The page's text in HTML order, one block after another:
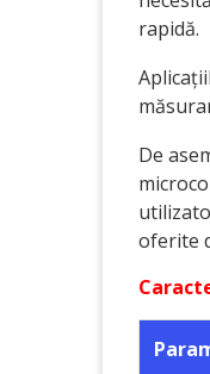
rapidă.
De
oferite